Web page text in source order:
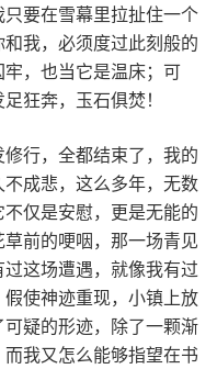
要在雪幕里拉扯住一个
我，必须度过此刻般的
，也当它是温床；可
狂奔，玉石俱焚！
行，全都结束了，我的
成悲，这么多年，无数
仅是安慰，更是无能的
前的哽咽，那一场青见
这场遭遇，就像我有过
使神迹重现，小镇上放
疑的形迹，除了一颗渐
我又怎么能够指望在书